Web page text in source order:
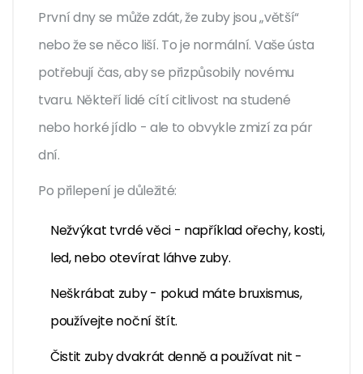
První dny se může zdát, že zuby jsou „větší“
nebo že se něco liší. To je normální. Vaše ústa
potřebují čas, aby se přizpůsobily novému
tvaru. Někteří lidé cítí citlivost na studené
nebo horké jídlo - ale to obvykle zmizí za pár
dní.
Po přilepení je důležité:
Nežvýkat tvrdé věci - například ořechy, kosti,
led, nebo otevírat láhve zuby.
Neškrábat zuby - pokud máte bruxismus,
používejte noční štít.
Čistit zuby dvakrát denně a používat nit -